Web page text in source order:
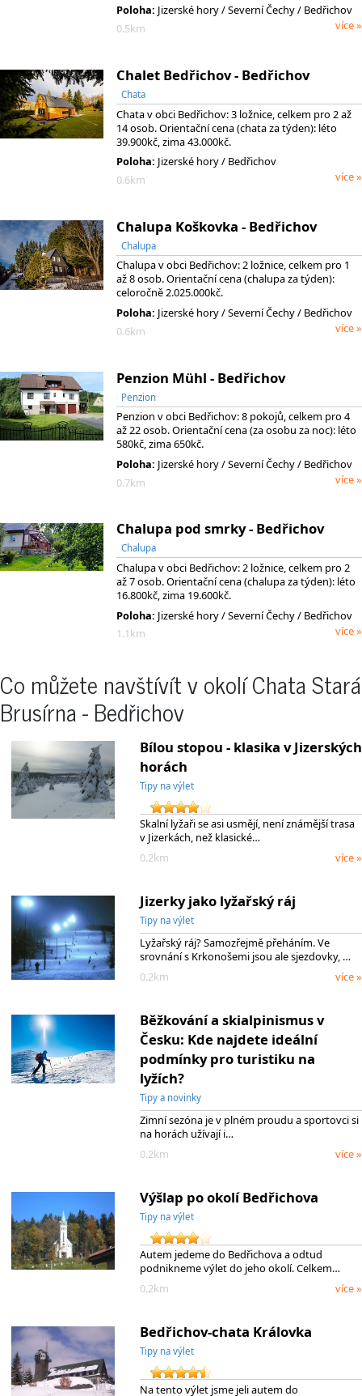
Poloha: Jizerské hory/ Severní Čechy/ Bedřichov
0.5km
více »
Chalet Bedřichov - Bedřichov
Chata
Chata v obci Bedřichov: 3 ložnice, celkem pro 2 až
14 osob. Orientační cena (chata za týden): léto
39.900kč, zima 43.000kč.
Poloha: Jizerské hory / Bedřichov
0.6km
více »
Chalupa Koškovka - Bedřichov
Chalupa
Chalupa v obci Bedřichov: 2 ložnice, celkem pro 1
až 8 osob. Orientační cena (chalupa za týden):
celoročně 2.025.000kč.
Poloha: Jizerské hory/ Severní Čechy/ Bedřichov
0.6km
více »
Penzion Mühl - Bedřichov
Penzion
Penzion v obci Bedřichov: 8 pokojů, celkem pro 4
až 22 osob. Orientační cena (za osobu za noc): léto
580kč, zima 650kč.
Poloha: Jizerské hory/ Severní Čechy/ Bedřichov
0.7km
více »
Chalupa pod smrky - Bedřichov
Chalupa
Chalupa v obci Bedřichov: 2 ložnice, celkem pro 2
až 7 osob. Orientační cena (chalupa za týden): léto
16.800kč, zima 19.600kč.
Poloha: Jizerské hory/ Severní Čechy/ Bedřichov
1.1km
více »
Co můžete navštívít v okolí Chata Stará
Brusírna - Bedřichov
Bílou stopou - klasika v Jizerských
horách
Tipy na výlet
Skalní lyžaři se asi usmějí, není známější trasa
v Jizerkách, než klasické…
0.2km
více »
Jizerky jako lyžařský ráj
Tipy na výlet
Lyžařský ráj? Samozřejmě přeháním. Ve
srovnání s Krkonošemi jsou ale sjezdovky, …
0.2km
více »
Běžkování a skialpinismus v
Česku: Kde najdete ideální
podmínky pro turistiku na
lyžích?
Tipy a novinky
Zimní sezóna je v plném proudu a sportovci si
na horách užívají i…
0.2km
více »
Výšlap po okolí Bedřichova
Tipy na výlet
Autem jedeme do Bedřichova a odtud
podnikneme výlet do jeho okolí. Celkem…
0.2km
více »
Bedřichov-chata Královka
Tipy na výlet
Na tento výlet jsme jeli autem do